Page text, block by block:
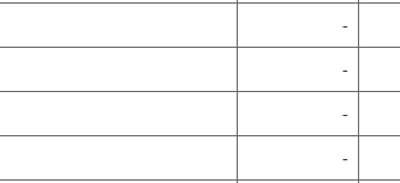
-
-
-
-